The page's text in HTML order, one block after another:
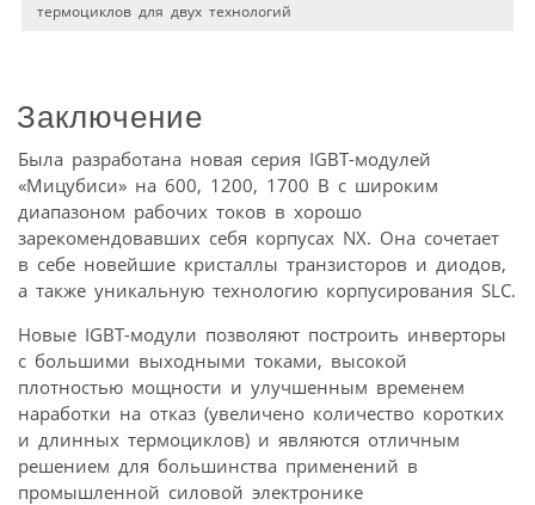
термоциклов для двух технологий
Заключение
Была разработана новая серия IGBT-модулей
«Мицубиси» на 600, 1200, 1700 В с широким
диапазоном рабочих токов в хорошо
зарекомендовавших себя корпусах NX. Она сочетает
в себе новейшие кристаллы транзисторов и диодов,
а также уникальную технологию корпусирования SLC.
Новые IGBT-модули позволяют построить инверторы
с большими выходными токами, высокой
плотностью мощности и улучшенным временем
наработки на отказ (увеличено количество коротких
и длинных термоциклов) и являются отличным
решением для большинства применений в
промышленной силовой электронике